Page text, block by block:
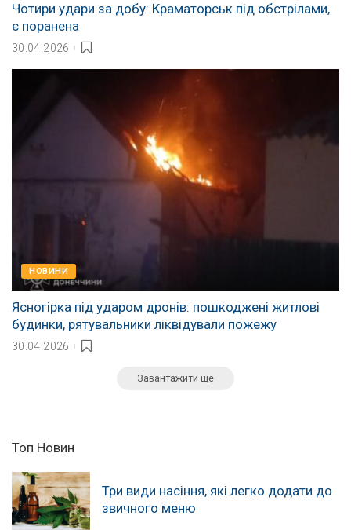
Чотири удари за добу: Краматорськ під обстрілами,
є поранена
30.04.2026
НОВИНИ
Ясногірка під ударом дронів: пошкоджені житлові
будинки, рятувальники ліквідували пожежу
30.04.2026
Завантажити ще
Топ Новин
Три види насіння, які легко додати до
звичного меню